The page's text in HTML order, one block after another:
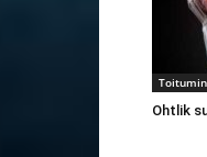
Ohtlik